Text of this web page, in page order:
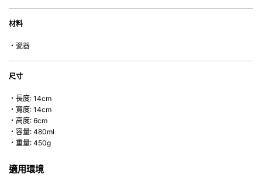
*不可直接用於熱源上
材料
・瓷器
尺寸
・長度: 14cm
・寬度: 14cm
・高度: 6cm
・容量: 480ml
・重量: 450g
適用環境